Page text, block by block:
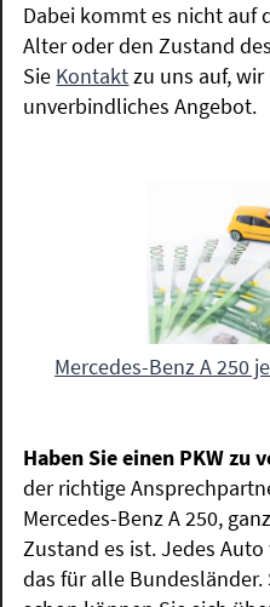
Dabei kommt es nicht auf
Alter oder den Zustand
Sie Kontaktzu uns auf,
unverbindliches Angebot.
Mercedes-Benz A 250
Haben Sie einen PKW zu
der richtige
Mercedes-Benz A 250,
Zustand es ist. Jedes
das für alle Bundesländer.